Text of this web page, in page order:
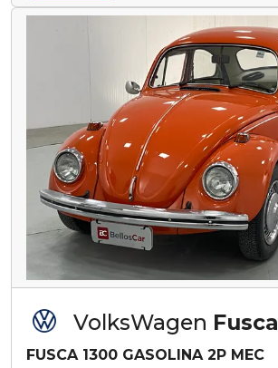
VolksWagen Fusca
FUSCA 1300 GASOLINA 2P MEC